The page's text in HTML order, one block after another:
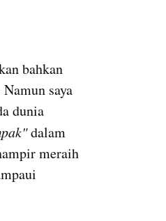
saya
dunia
dalam
meraih